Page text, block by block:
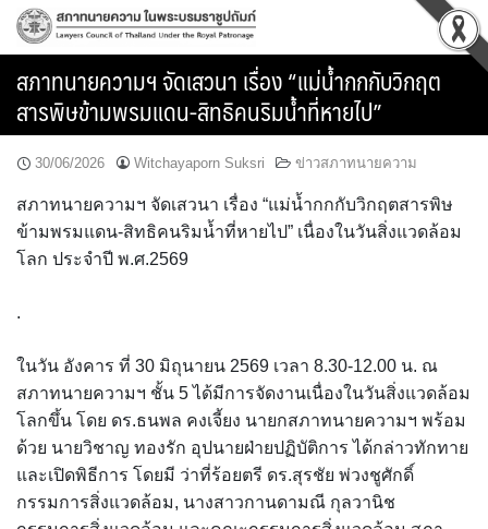
Skip
สภาทนายความฯ จัดเสวนา เรื่อง “แม่น้ำกกกับวิกฤต
สารพิษข้ามพรมแดน-สิทธิคนริมน้ำที่หายไป”
30/06/2026 Witchayaporn Suksri ข่าวสภาทนายความ
สภาทนายความฯ จัดเสวนา เรื่อง “แม่น้ำกกกับวิกฤตสารพิษ
ข้ามพรมแดน-สิทธิคนริมน้ำที่หายไป” เนื่องในวันสิ่งแวดล้อม
โลก ประจำปี พ.ศ.2569
.
ในวัน อังคาร ที่ 30 มิถุนายน 2569 เวลา 8.30-12.00 น. ณ
สภาทนายความฯ ชั้น 5 ได้มีการจัดงานเนื่องในวันสิ่งแวดล้อม
โลกขึ้น โดย ดร.ธนพล คงเจี้ยง นายกสภาทนายความฯ พร้อม
ด้วย นายวิชาญ ทองรัก อุปนายฝ่ายปฏิบัติการ ได้กล่าวทักทาย
และเปิดพิธีการ โดยมี ว่าที่ร้อยตรี ดร.สุรชัย พ่วงชูศักดิ์
กรรมการสิ่งแวดล้อม, นางสาวกานดามณี กุลวานิช